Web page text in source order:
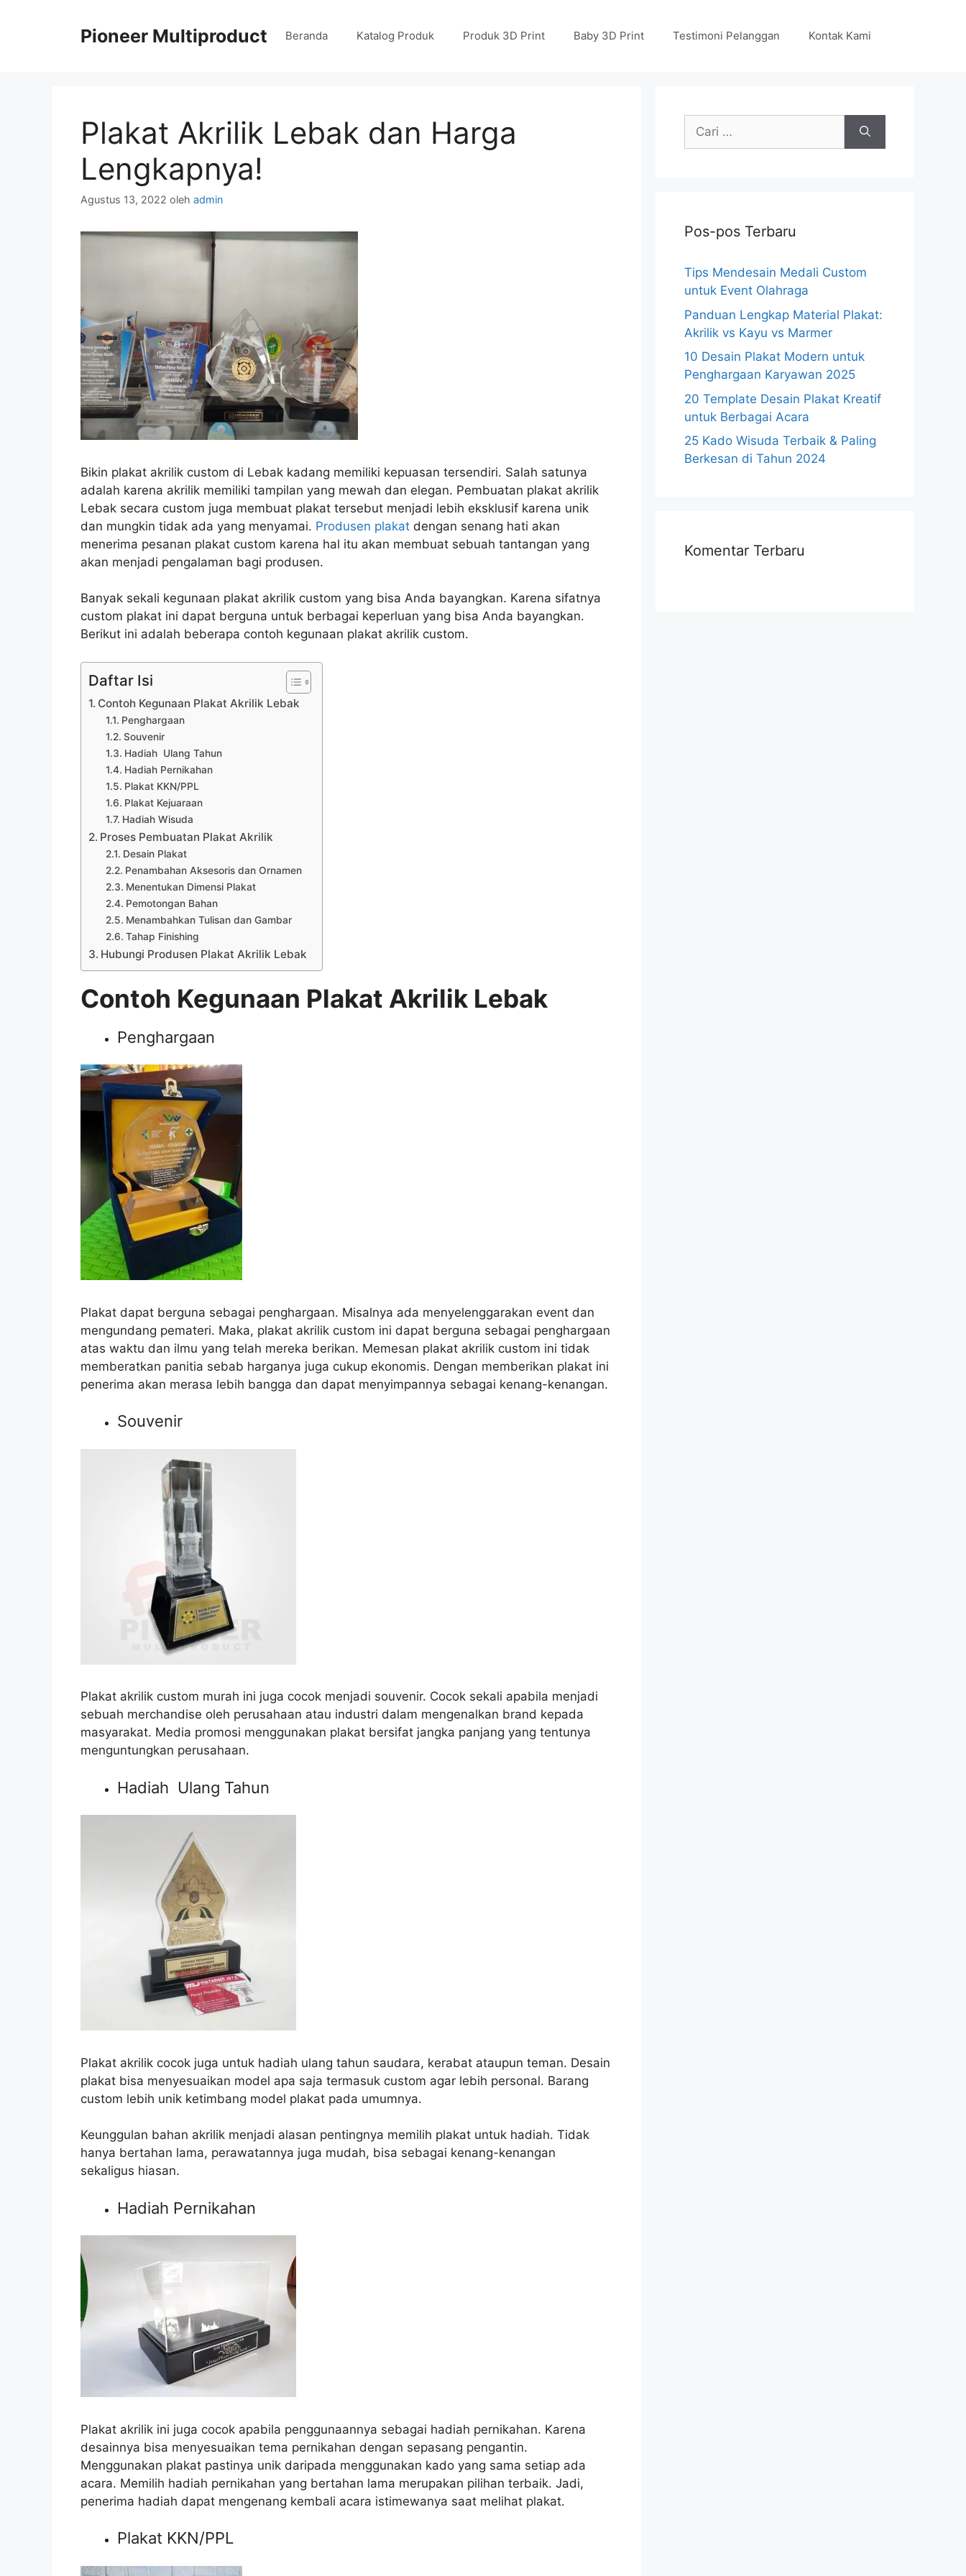
Pioneer Multiproduct Beranda Katalog Produk Produk 3D Print Baby 3D Print Testimoni Pelanggan Kontak Kami
Plakat Akrilik Lebak dan Harga
Lengkapnya!
Agustus 13, 2022 oleh admin
Bikin plakat akrilik custom di Lebak kadang memiliki kepuasan tersendiri. Salah satunya
adalah karena akrilik memiliki tampilan yang mewah dan elegan. Pembuatan plakat akrilik
Lebak secara custom juga membuat plakat tersebut menjadi lebih eksklusif karena unik
dan mungkin tidak ada yang menyamai. Produsen plakat dengan senang hati akan
menerima pesanan plakat custom karena hal itu akan membuat sebuah tantangan yang
akan menjadi pengalaman bagi produsen.
Banyak sekali kegunaan plakat akrilik custom yang bisa Anda bayangkan. Karena sifatnya
custom plakat ini dapat berguna untuk berbagai keperluan yang bisa Anda bayangkan.
Berikut ini adalah beberapa contoh kegunaan plakat akrilik custom.
Daftar Isi
Contoh Kegunaan Plakat Akrilik Lebak
Penghargaan
Souvenir
Hadiah Ulang Tahun
Hadiah Pernikahan
Plakat KKN/PPL
Plakat Kejuaraan
Hadiah Wisuda
Proses Pembuatan Plakat Akrilik
Desain Plakat
Penambahan Aksesoris dan Ornamen
Menentukan Dimensi Plakat
Pemotongan Bahan
Menambahkan Tulisan dan Gambar
Tahap Finishing
Hubungi Produsen Plakat Akrilik Lebak
Contoh Kegunaan Plakat Akrilik Lebak
Penghargaan
Plakat dapat berguna sebagai penghargaan. Misalnya ada menyelenggarakan event dan
mengundang pemateri. Maka, plakat akrilik custom ini dapat berguna sebagai penghargaan
atas waktu dan ilmu yang telah mereka berikan. Memesan plakat akrilik custom ini tidak
memberatkan panitia sebab harganya juga cukup ekonomis. Dengan memberikan plakat ini
penerima akan merasa lebih bangga dan dapat menyimpannya sebagai kenang-kenangan.
Souvenir
Plakat akrilik custom murah ini juga cocok menjadi souvenir. Cocok sekali apabila menjadi
sebuah merchandise oleh perusahaan atau industri dalam mengenalkan brand kepada
masyarakat. Media promosi menggunakan plakat bersifat jangka panjang yang tentunya
menguntungkan perusahaan.
Hadiah Ulang Tahun
Plakat akrilik cocok juga untuk hadiah ulang tahun saudara, kerabat ataupun teman. Desain
plakat bisa menyesuaikan model apa saja termasuk custom agar lebih personal. Barang
custom lebih unik ketimbang model plakat pada umumnya.
Keunggulan bahan akrilik menjadi alasan pentingnya memilih plakat untuk hadiah. Tidak
hanya bertahan lama, perawatannya juga mudah, bisa sebagai kenang-kenangan
sekaligus hiasan.
Hadiah Pernikahan
Plakat akrilik ini juga cocok apabila penggunaannya sebagai hadiah pernikahan. Karena
desainnya bisa menyesuaikan tema pernikahan dengan sepasang pengantin.
Menggunakan plakat pastinya unik daripada menggunakan kado yang sama setiap ada
acara. Memilih hadiah pernikahan yang bertahan lama merupakan pilihan terbaik. Jadi,
penerima hadiah dapat mengenang kembali acara istimewanya saat melihat plakat.
Plakat KKN/PPL
Cari
Pos-pos Terbaru
Tips Mendesain Medali Custom
untuk Event Olahraga
Panduan Lengkap Material Plakat:
Akrilik vs Kayu vs Marmer
10 Desain Plakat Modern untuk
Penghargaan Karyawan 2025
20 Template Desain Plakat Kreatif
untuk Berbagai Acara
25 Kado Wisuda Terbaik & Paling
Berkesan di Tahun 2024
Komentar Terbaru